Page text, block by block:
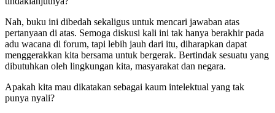
Nah, buku ini dibedah sekaligus untuk mencari jawaban atas
pertanyaan di atas. Semoga diskusi kali ini tak hanya berakhir pada
adu wacana di forum, tapi lebih jauh dari itu, diharapkan dapat
menggerakkan kita bersama untuk bergerak. Bertindak sesuatu yang
dibutuhkan oleh lingkungan kita, masyarakat dan negara.
Apakah kita mau dikatakan sebagai kaum intelektual yang tak
punya nyali?